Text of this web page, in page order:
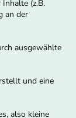
(z.B.
an der
ausgewählte
und eine
also kleine